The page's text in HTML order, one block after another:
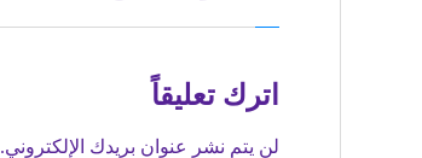
اترك تعليقاً
لن يتم نشر عنوان بريدك الإلكتروني.